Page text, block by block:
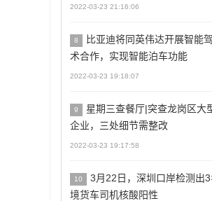
2022-03-23 21:16:06
8
比亚迪将同英伟达开展智能
术合作，实现智能泊车功能
2022-03-23 19:18:07
9
星期三查餐厅|突查龙岗区大
企业，三处细节需整改
2022-03-23 19:17:58
10
3月22日，深圳口岸检测出
境货车司机核酸阳性